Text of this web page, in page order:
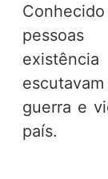
guerra e
país.